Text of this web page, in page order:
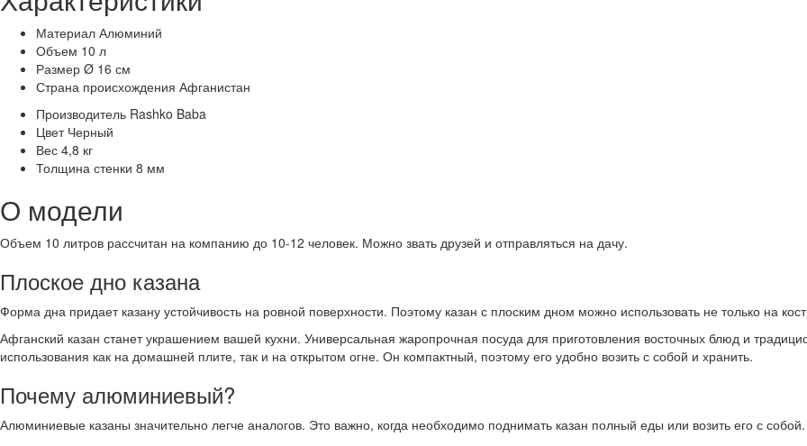
Материал Алюминий
Объем 10 л
Размер Ø 16 см
Страна происхождения Афганистан
Производитель Rashko Baba
Цвет Черный
Вес 4,8 кг
Толщина стенки 8 мм
О модели
Объем 10 литров рассчитан на компанию до 10-12 человек. Можно звать друзей и отправляться на дачу.
Плоское дно казана
Форма дна придает казану устойчивость на ровной поверхности. Поэтому казан с плоским дном можно использовать не только на
Афганский казан станет украшением вашей кухни. Универсальная жаропрочная посуда для приготовления восточных блюд и
использования как на домашней плите, так и на открытом огне. Он компактный, поэтому его удобно возить с собой и хранить.
Почему алюминиевый?
Алюминиевые казаны значительно легче аналогов. Это важно, когда необходимо поднимать казан полный еды или возить его с собой.